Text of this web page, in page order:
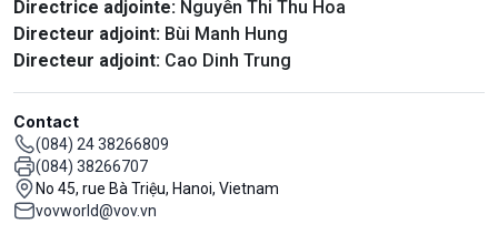
Directrice adjointe: Nguyên Thi Thu Hoa
Directeur adjoint: Bùi Manh Hung
Directeur adjoint: Cao Dinh Trung
Contact
(084) 24 38266809
(084) 38266707
No 45, rue Bà Triệu, Hanoi, Vietnam
vovworld@vov.vn